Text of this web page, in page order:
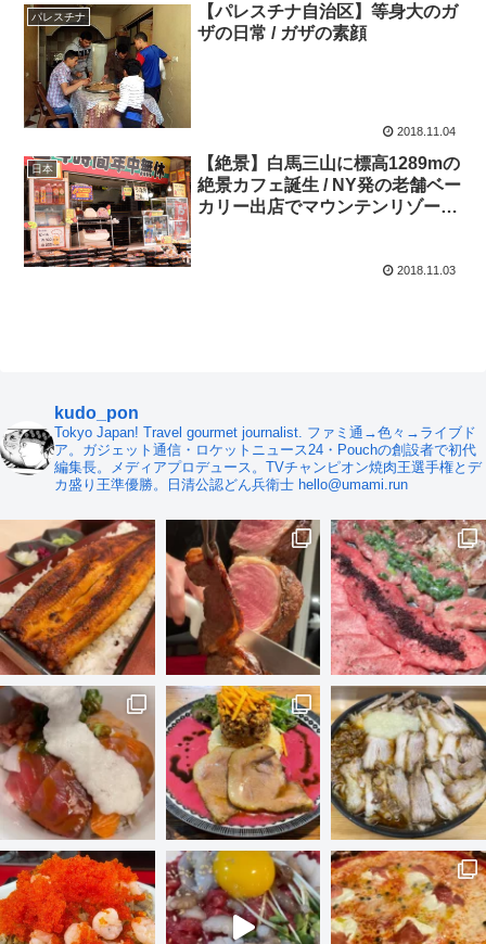
パレスチナ
【パレスチナ自治区】等身大のガ
ザの日常 / ガザの素顔
2018.11.04
日本
【絶景】白馬三山に標高1289mの
絶景カフェ誕生 / NY発の老舗ベー
カリー出店でマウンテンリゾート
2018.11.03
kudo_pon
Tokyo Japan! Travel gourmet journalist. ファミ通→色々→ライブド
ア。ガジェット通信・ロケットニュース24・Pouchの創設者で初代
編集長。メディアプロデュース。TVチャンピオン焼肉王選手権とデ
カ盛り王準優勝。日清公認どん兵衛士 hello@umami.run